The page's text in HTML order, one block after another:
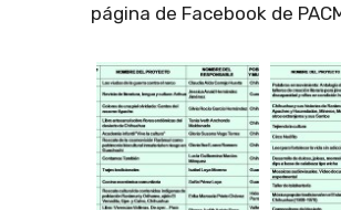
página de Facebook de